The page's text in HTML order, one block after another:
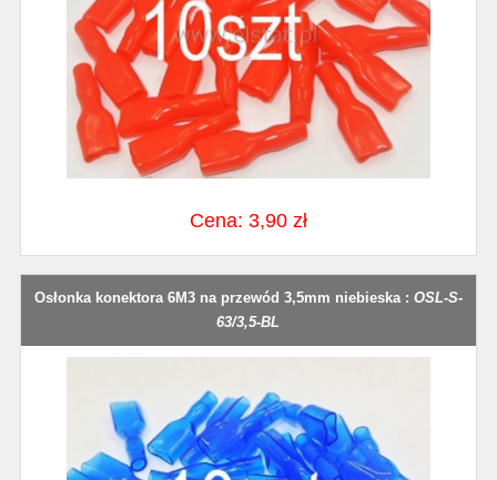
Cena: 3,90 zł
Osłonka konektora 6M3 na przewód 3,5mm niebieska : OSL-S-
63/3,5-BL